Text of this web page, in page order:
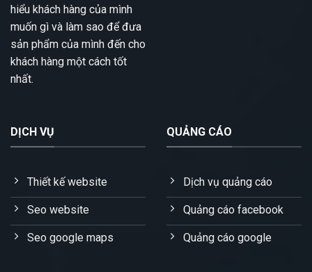
hiểu khách hàng của mình
muốn gì và làm sao để đưa
sản phẩm của mình đến cho
khách hàng một cách tốt
nhất.
DỊCH VỤ
Thiết kế website
Seo website
Seo google maps
QUẢNG CÁO
Dịch vụ quảng cáo
Quảng cáo facebook
Quảng cáo google